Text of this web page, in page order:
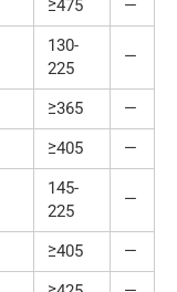
≥475 —
130-
225
—
≥365
—
≥405 —
145-
225
—
≥405
—